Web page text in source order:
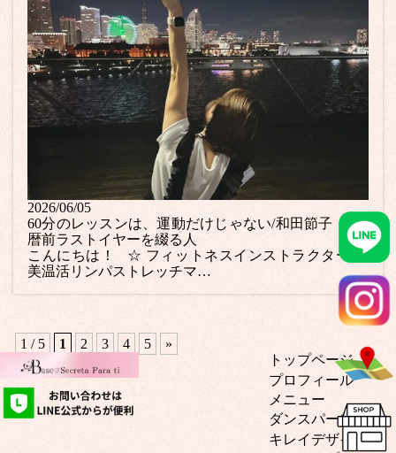
2026/06/05
60分のレッスンは、運動だけじゃない/和田節子 － 還
暦前ラストイヤーを綴る人
こんにちは！ ☆ フィットネスインストラクター ☆
美温活リンパストレッチマ…
1 / 5 1 2 3 4 5
»
トップページ
プロフィール
メニュー
ダンスパーソナル
キレイデザイン